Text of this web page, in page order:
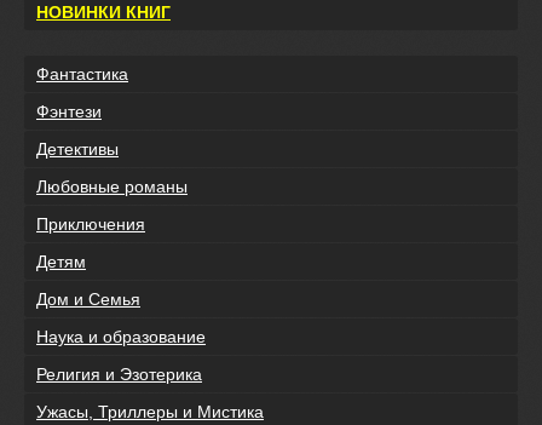
НОВИНКИ КНИГ
Фантастика
Фэнтези
Детективы
Любовные романы
Приключения
Детям
Дом и Семья
Наука и образование
Религия и Эзотерика
Ужасы, Триллеры и Мистика